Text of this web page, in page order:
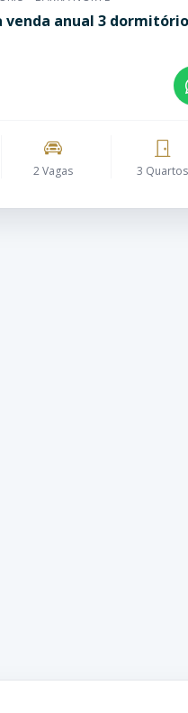
anual 3
2 Vagas 3 Quartos